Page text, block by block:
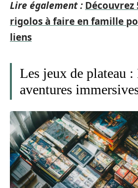
Lire également :
rigolos à faire en famille
liens
Les jeux de plateau :
aventures